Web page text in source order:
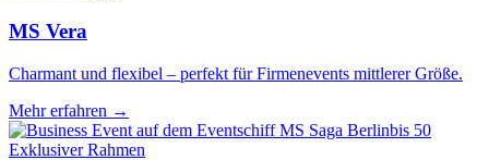
MS Vera
Charmant und flexibel – perfekt für Firmenevents mittlerer Größe.
Mehr erfahren →
bis 50
Exklusiver Rahmen